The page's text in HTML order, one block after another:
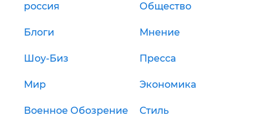
россия Общество
Блоги Мнение
Шоу-Биз Пресса
Мир Экономика
Военное Обозрение Стиль